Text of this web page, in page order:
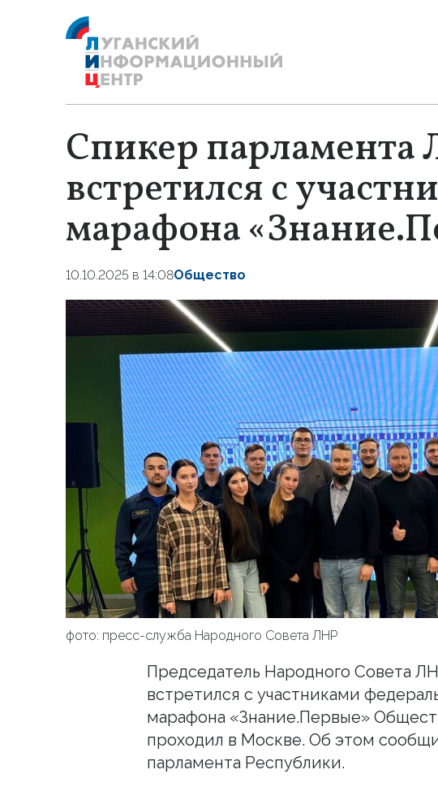
Спикер парламента
встретился с
марафона
10.10.2025 в 14:08Общество
фото: пресс-служба Народного Совета ЛНР
Председатель Народного Совета
встретился с участниками
марафона «Знание.Первые»
проходил в Москве. Об этом
парламента Республики.